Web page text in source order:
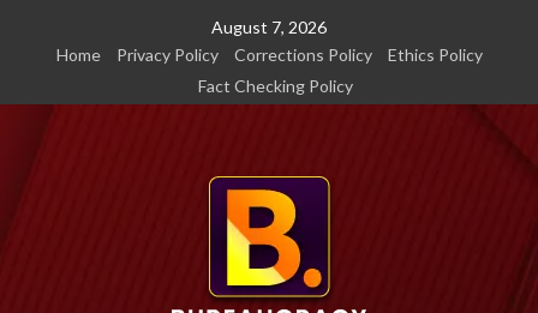
August 7, 2026
Home
Privacy Policy Corrections Policy
Ethics Policy
Fact Checking Policy